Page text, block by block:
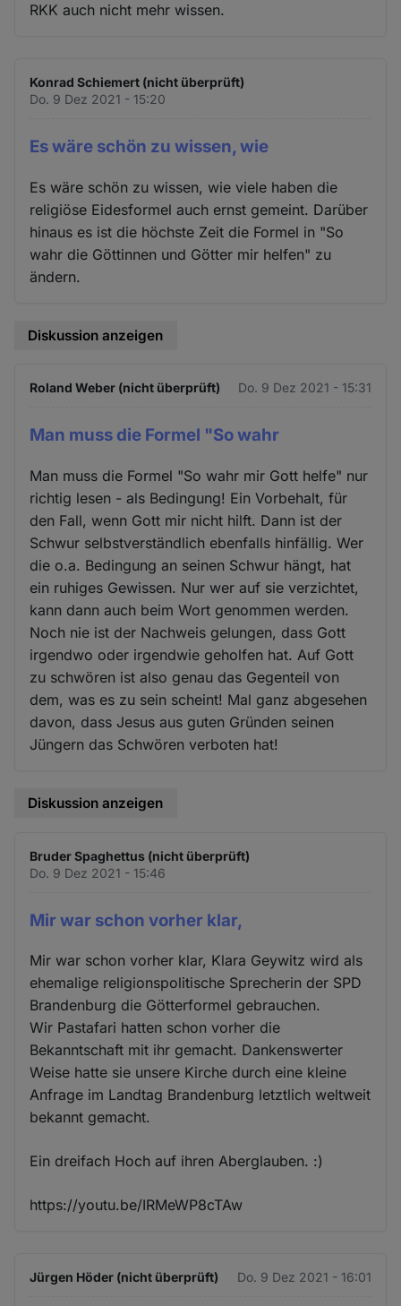
RKK auch nicht mehr wissen.
Konrad Schiemert (nicht überprüft)
Do. 9 Dez 2021 - 15:20
Es wäre schön zu wissen, wie
Es wäre schön zu wissen, wie viele haben die
religiöse Eidesformel auch ernst gemeint. Darüber
hinaus es ist die höchste Zeit die Formel in "So
wahr die Göttinnen und Götter mir helfen" zu
ändern.
Diskussion anzeigen
Roland Weber (nicht überprüft) Do. 9 Dez 2021 - 15:31
Man muss die Formel "So wahr
Man muss die Formel "So wahr mir Gott helfe" nur
richtig lesen - als Bedingung! Ein Vorbehalt, für
den Fall, wenn Gott mir nicht hilft. Dann ist der
Schwur selbstverständlich ebenfalls hinfällig. Wer
die o.a. Bedingung an seinen Schwur hängt, hat
ein ruhiges Gewissen. Nur wer auf sie verzichtet,
kann dann auch beim Wort genommen werden.
Noch nie ist der Nachweis gelungen, dass Gott
irgendwo oder irgendwie geholfen hat. Auf Gott
zu schwören ist also genau das Gegenteil von
dem, was es zu sein scheint! Mal ganz abgesehen
davon, dass Jesus aus guten Gründen seinen
Jüngern das Schwören verboten hat!
Diskussion anzeigen
Bruder Spaghettus (nicht überprüft)
Do. 9 Dez 2021 - 15:46
Mir war schon vorher klar,
Mir war schon vorher klar, Klara Geywitz wird als
ehemalige religionspolitische Sprecherin der SPD
Brandenburg die Götterformel gebrauchen.
Wir Pastafari hatten schon vorher die
Bekanntschaft mit ihr gemacht. Dankenswerter
Weise hatte sie unsere Kirche durch eine kleine
Anfrage im Landtag Brandenburg letztlich weltweit
bekannt gemacht.
Ein dreifach Hoch auf ihren Aberglauben. :)
https://youtu.be/IRMeWP8cTAw
Jürgen Höder (nicht überprüft) Do. 9 Dez 2021 - 16:01